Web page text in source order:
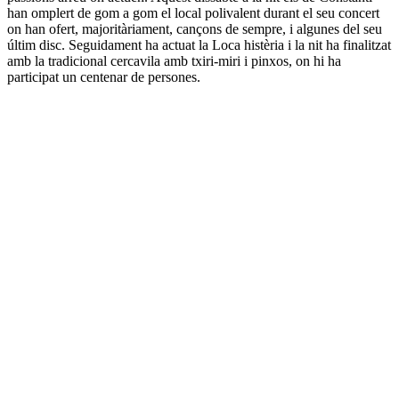
han omplert de gom a gom el local polivalent durant el seu concert
on han ofert, majoritàriament, cançons de sempre, i algunes del seu
últim disc. Seguidament ha actuat la Loca histèria i la nit ha finalitzat
amb la tradicional cercavila amb txiri-miri i pinxos, on hi ha
participat un centenar de persones.